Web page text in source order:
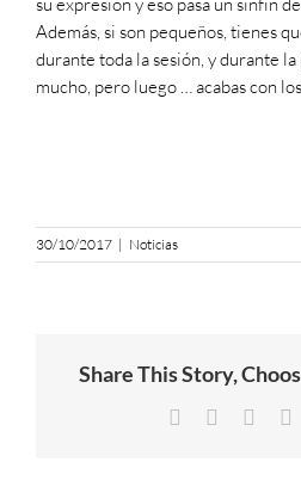
Además, si son pequeños, tienes
durante toda la sesión, y durante
mucho, pero luego … acabas con
30/10/2017 | Noticias
Share This Story,
Facebook
Twitter